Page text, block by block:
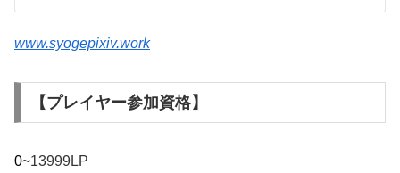
www.syogepixiv.work
【プレイヤー参加資格】
0~13999LP